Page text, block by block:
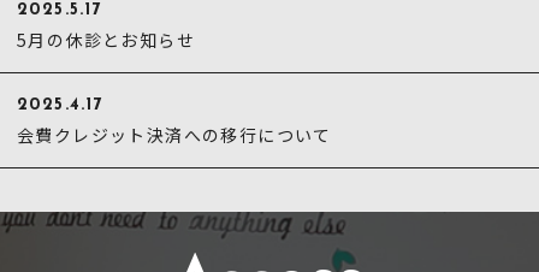
2025.5.17
5月の休診とお知らせ
2025.4.17
会費クレジット決済への移行について